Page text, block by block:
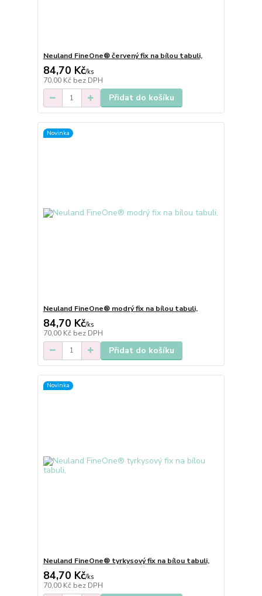
Neuland FineOne® červený fix na bílou tabuli,
84,70 Kč/ks
70,00 Kč bez DPH
Přidat do košíku
Novinka
Neuland FineOne® modrý fix na bílou tabuli,
84,70 Kč/ks
70,00 Kč bez DPH
Přidat do košíku
Novinka
Neuland FineOne® tyrkysový fix na bílou tabuli,
84,70 Kč/ks
70,00 Kč bez DPH